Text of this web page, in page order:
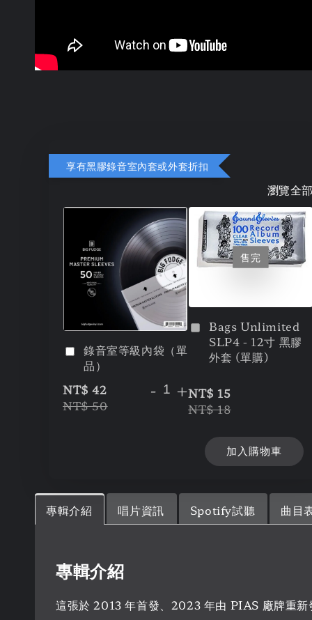
享有黑膠錄音室內套或外套折扣
瀏覽全
錄音室等級內袋（單
品）
NT$ 42
NT$ 50
- +
售完
Bags Unlimited
SLP4 - 12寸 黑膠
外套 (單購)
NT$ 15
NT$ 18
加入購物車
專輯介紹 唱片資訊 Spotify試聽 曲目
專輯介紹
這張於 2013 年首發、2023 年由 PIAS 廠牌重